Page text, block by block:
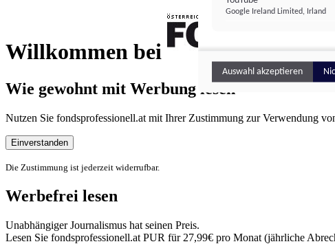
Willkommen bei
FONDS
Wie gewohnt mit Werbung lesen
Nutzen Sie fondsprofessionell.at mit Ihrer Zustimmung zur Verwendung
Einverstanden
Die Zustimmung ist jederzeit widerrufbar.
Werbefrei lesen
Unabhängiger Journalismus hat seinen Preis.
Lesen Sie fondsprofessionell.at PUR für 27,99€ pro Monat (jährliche
Google Ireland Limited, Irland
Auswahl akzeptieren